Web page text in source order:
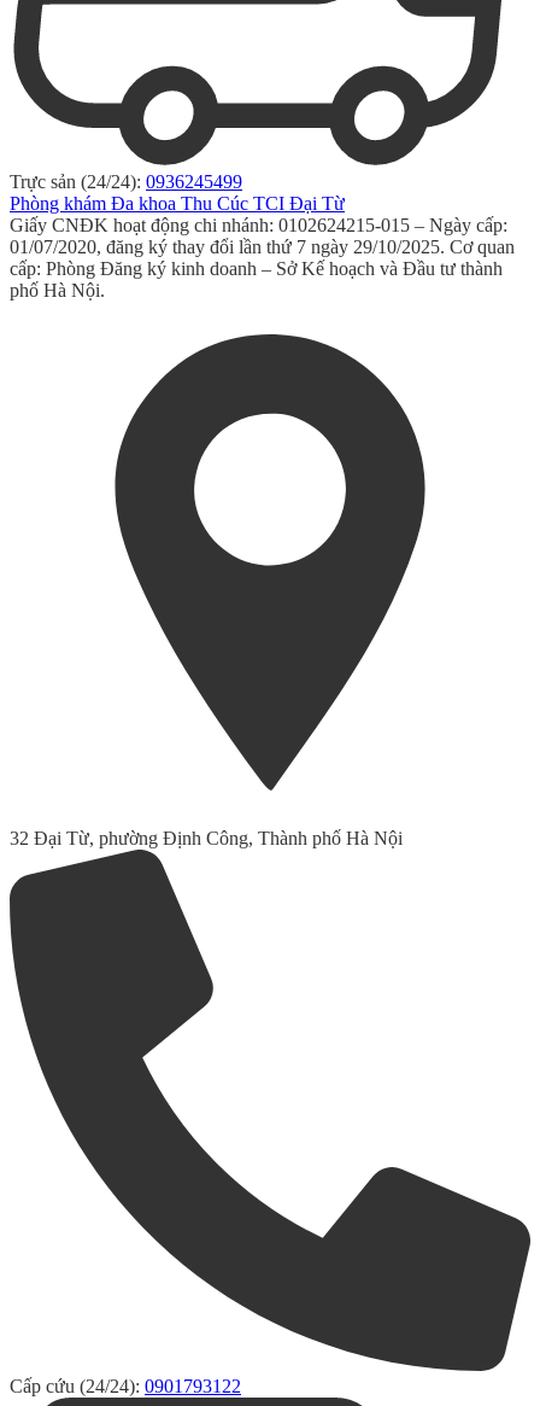
Trực sản (24/24): 0936245499
Phòng khám Đa khoa Thu Cúc TCI Đại Từ
Giấy CNĐK hoạt động chi nhánh: 0102624215-015 – Ngày cấp:
01/07/2020, đăng ký thay đổi lần thứ 7 ngày 29/10/2025. Cơ quan
cấp: Phòng Đăng ký kinh doanh – Sở Kế hoạch và Đầu tư thành
phố Hà Nội.
32 Đại Từ, phường Định Công, Thành phố Hà Nội
Cấp cứu (24/24): 0901793122